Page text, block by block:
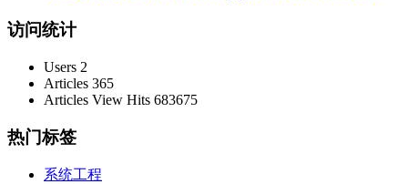
访问统计
Users 2
Articles 365
Articles View Hits 683675
热门标签
系统工程